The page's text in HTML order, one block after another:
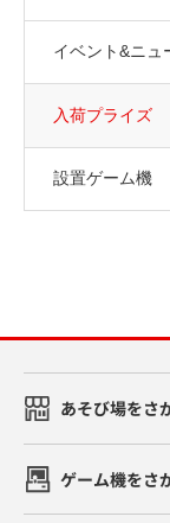
イベント&ニュ
入荷プライズ
設置ゲーム機
あそび場をさ
ゲーム機をさ